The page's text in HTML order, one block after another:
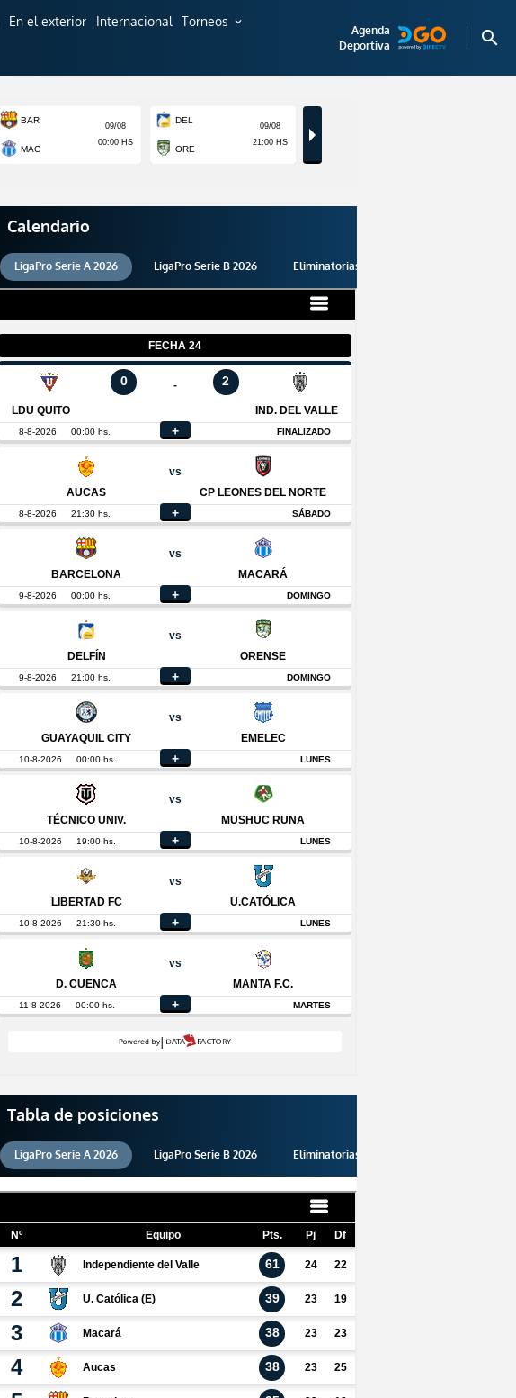
En el exterior Internacional Torneos expand_more
Agenda
Deportiva
search
Calendario
LigaPro Serie A 2026 LigaPro Serie B 2026 Eliminatorias 2026
Tabla de posiciones
LigaPro Serie A 2026 LigaPro Serie B 2026 Eliminatorias 2026